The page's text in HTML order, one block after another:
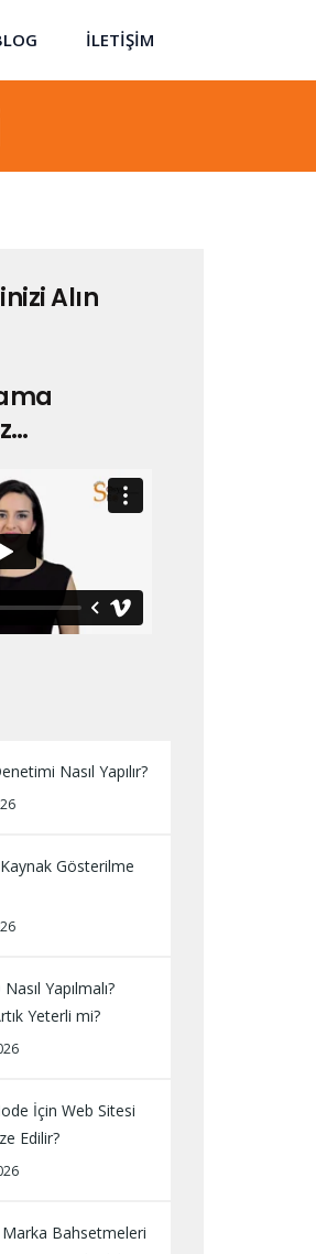
İLETİŞİM
Alın
Nasıl Yapılır?
Gösterilme
Yapılmalı?
Yeterli mi?
İçin Web Sitesi
Edilir?
Bahsetmeleri